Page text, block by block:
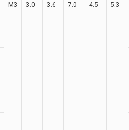
М3 3.0 3.6 7.0 4.5 5.3